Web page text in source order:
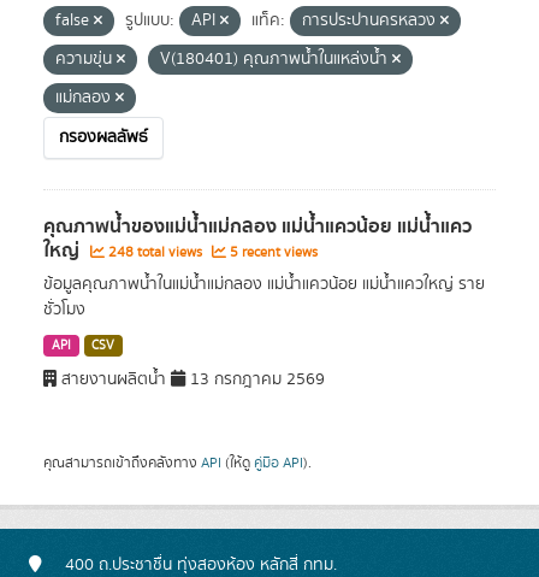
false
รูปแบบ: API แท็ค:
การประปานครหลวง
ความขุ่น
V(180401) คุณภาพน้ำในแหล่งน้ำ
แม่กลอง
กรองผลลัพธ์
คุณภาพน้ำของแม่น้ำแม่กลอง แม่น้ำแควน้อย แม่น้ำแคว
ใหญ่ 248 total views 5 recent views
ข้อมูลคุณภาพน้ำในแม่น้ำแม่กลอง แม่น้ำแควน้อย แม่น้ำแควใหญ่ ราย
ชั่วโมง
API CSV
สายงานผลิตน้ำ 13 กรกฎาคม 2569
คุณสามารถเข้าถึงคลังทาง API (ให้ดู คู่มือ API).
400 ถ.ประชาชื่น ทุ่งสองห้อง หลักสี่ กทม.